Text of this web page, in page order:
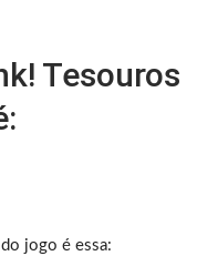
Tesouros
jogo é essa: